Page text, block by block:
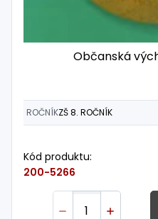
Občanská
ROČNÍKZŠ 8. ROČNÍK
Kód produktu:
200-5266